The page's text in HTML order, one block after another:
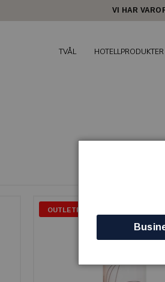
VI HAR
TVÅL HOTELLPRODUKTER
OUTLETPRIS - 50% RABATT